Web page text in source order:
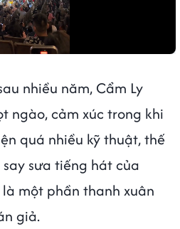
nhiều năm, Cẩm Ly
ngào, cảm xúc trong khi
quá nhiều kỹ thuật, thế
sưa tiếng hát của
một phần thanh xuân
giả.